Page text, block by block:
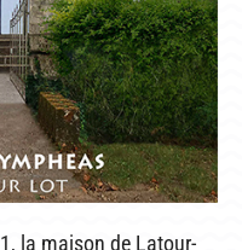
la maison de Latour-